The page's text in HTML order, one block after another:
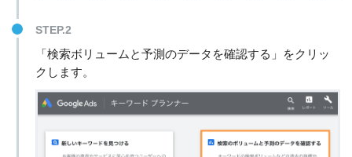
STEP.2
「検索ボリュームと予測のデータを確認する」をクリッ
クします。